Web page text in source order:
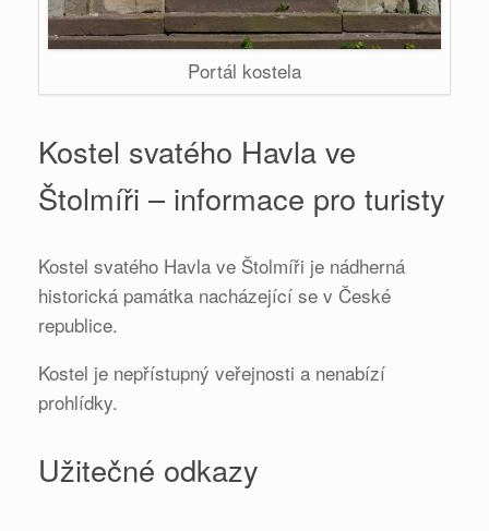
Portál kostela
Kostel svatého Havla ve
Štolmíři – informace pro turisty
Kostel svatého Havla ve Štolmíři je nádherná
historická památka nacházející se v České
republice.
Kostel je nepřístupný veřejnosti a nenabízí
prohlídky.
Užitečné odkazy